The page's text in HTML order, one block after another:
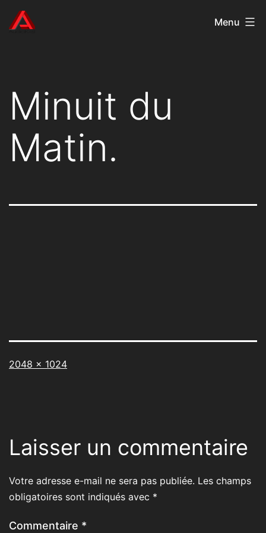
Aller
auAudioKast Menu
Minuit du
Matin.
Taille
2048 × 1024
Laisser un commentaire
Votre adresse e-mail ne sera pas publiée. Les champs
obligatoires sont indiqués avec *
Commentaire *